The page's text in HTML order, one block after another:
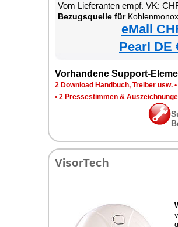
Vom Lieferanten empf. VK:
Bezugsquelle für
eMall
Pearl DE
Vorhandene Support-
2 Download Handbuch, Treiber usw. •
• 2 Pressestimmen &
VisorTech